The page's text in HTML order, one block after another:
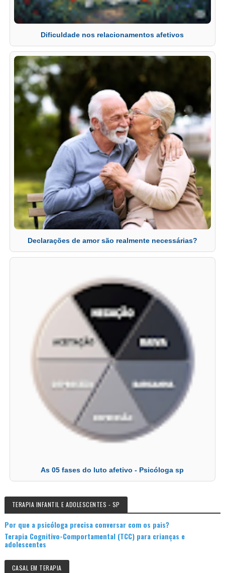
Dificuldade nos relacionamentos afetivos
Declarações de amor são realmente necessárias?
As 05 fases do luto afetivo - Psicóloga sp
TERAPIA INFANTIL E ADOLESCENTES - SP
Por que a psicóloga precisa conversar com os pais?
Terapia Cognitivo-Comportamental (TCC) para crianças e
adolescentes
CASAL EM TERAPIA